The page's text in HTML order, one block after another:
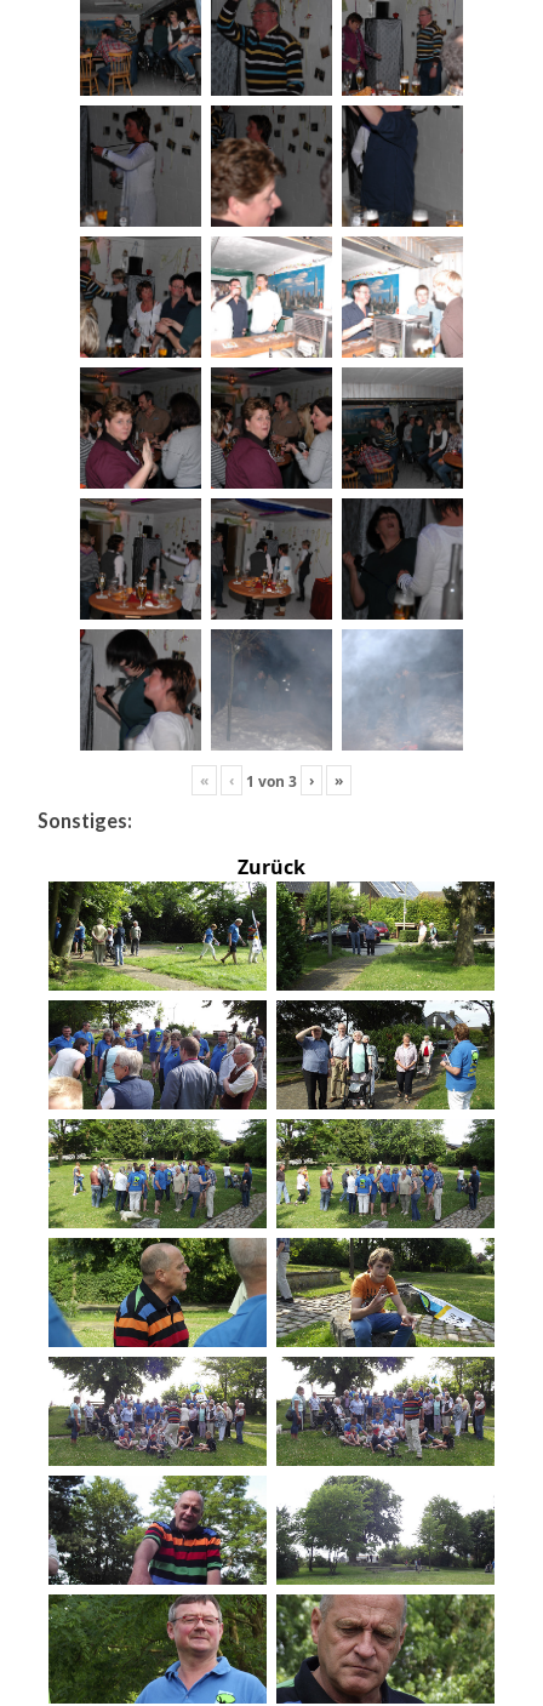
« ‹ 1 von 3 › »
Sonstiges:
Zurück